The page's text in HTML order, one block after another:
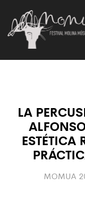
LA
ESTÉTICA
MOMUA